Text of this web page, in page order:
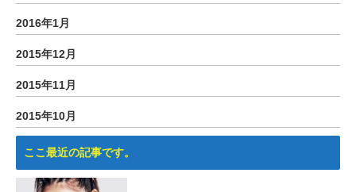
2016年1月
2015年12月
2015年11月
2015年10月
ここ最近の記事です。